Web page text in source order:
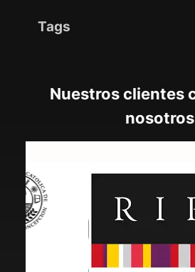
Tags
Nuestros clientes
nosotros